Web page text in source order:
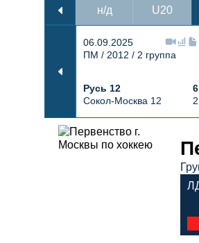
н/д U20
06.09.2025
ПМ / 2012 / 2 группа
Русь 12
6
Сокол-Москва 12
2
Протокол и